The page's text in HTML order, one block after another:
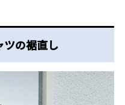
ツの裾直し